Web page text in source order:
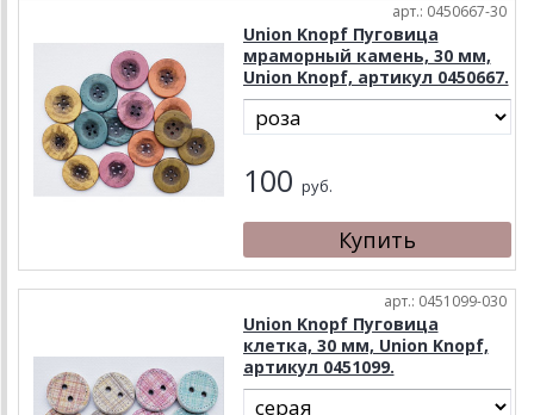
арт.: 0450667-30
Union Knopf Пуговица
мраморный камень, 30 мм,
Union Knopf, артикул 0450667.
100 руб.
арт.: 0451099-030
Union Knopf Пуговица
клетка, 30 мм, Union Knopf,
артикул 0451099.